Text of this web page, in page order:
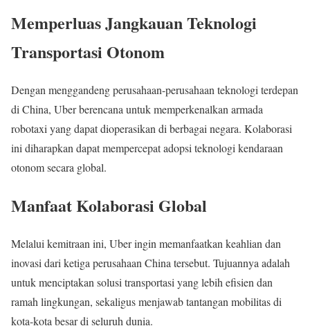
Memperluas Jangkauan Teknologi
Transportasi Otonom
Dengan menggandeng perusahaan-perusahaan teknologi terdepan
di China, Uber berencana untuk memperkenalkan armada
robotaxi yang dapat dioperasikan di berbagai negara. Kolaborasi
ini diharapkan dapat mempercepat adopsi teknologi kendaraan
otonom secara global.
Manfaat Kolaborasi Global
Melalui kemitraan ini, Uber ingin memanfaatkan keahlian dan
inovasi dari ketiga perusahaan China tersebut. Tujuannya adalah
untuk menciptakan solusi transportasi yang lebih efisien dan
ramah lingkungan, sekaligus menjawab tantangan mobilitas di
kota-kota besar di seluruh dunia.